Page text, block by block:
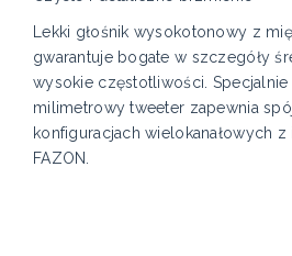
Lekki głośnik wysokotonowy z
gwarantuje bogate w szczegóły
wysokie częstotliwości.
milimetrowy tweeter zapewnia
konfiguracjach wielokanałowych z
FAZON.